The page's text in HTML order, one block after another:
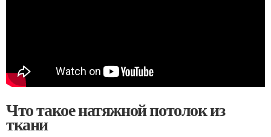
Что такое натяжной потолок из
ткани